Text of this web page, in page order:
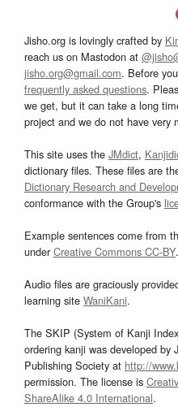
Jisho.org is lovingly crafted by
reach us on Mastodon at
jisho.org@gmail.com. Before
frequently asked questions.
we get, but it can take a long
project and we do not have very
This site uses the JMdict,
dictionary files. These files are
Dictionary Research and
conformance with the Group's
Example sentences come from
underCreative Commons CC-BY
Audio files are graciously
learning site WaniKani.
The SKIP (System of Kanji
ordering kanji was developed by
Publishing Society at http://
permission. The license is
ShareAlike 4.0 International.